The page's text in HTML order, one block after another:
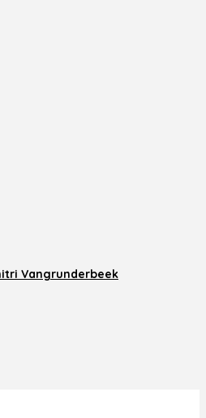
Vangrunderbeek